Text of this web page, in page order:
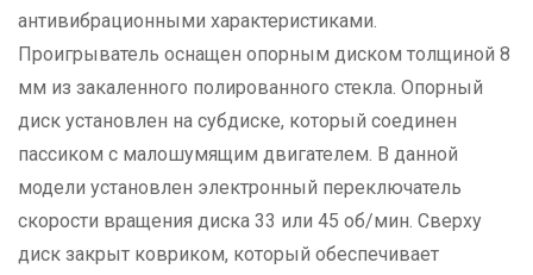
антивибрационными характеристиками.
Проигрыватель оснащен опорным диском толщиной 8
мм из закаленного полированного стекла. Опорный
диск установлен на субдиске, который соединен
пассиком с малошумящим двигателем. В данной
модели установлен электронный переключатель
скорости вращения диска 33 или 45 об/мин. Сверху
диск закрыт ковриком, который обеспечивает